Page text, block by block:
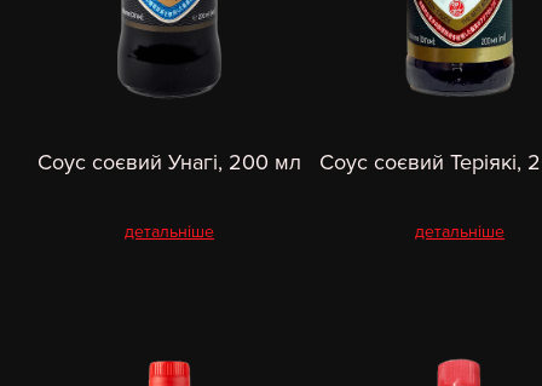
Соус соєвий Унагі, 200 мл
детальніше
Соус соєвий Теріякі,
детальніше